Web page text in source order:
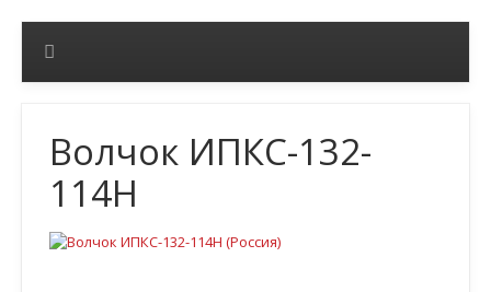
Волчок ИПКС-132-
114Н